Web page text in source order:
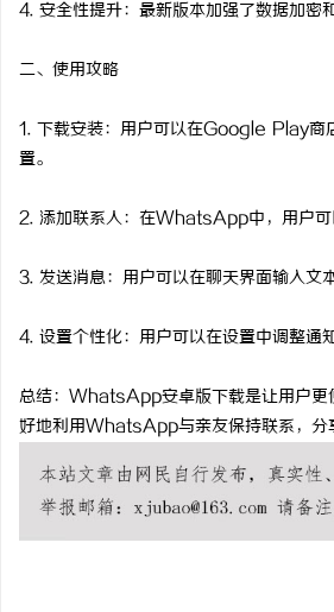
4. 安全性提升：最新版本加强了数据加密
二、使用攻略
1. 下载安装：用户可以在Google Play商
置。
2. 添加联系人：在WhatsApp中，用户
3. 发送消息：用户可以在聊天界面输入文
4. 设置个性化：用户可以在设置中调整
总结：WhatsApp安卓版下载是让用户更
好地利用WhatsApp与亲友保持联系，分